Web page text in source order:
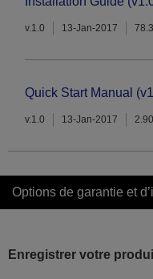
v.1.0 13-Jan-2017
Quick Start Manual
v.1.0 13-Jan-2017
Options de garantie et
Enregistrer votre